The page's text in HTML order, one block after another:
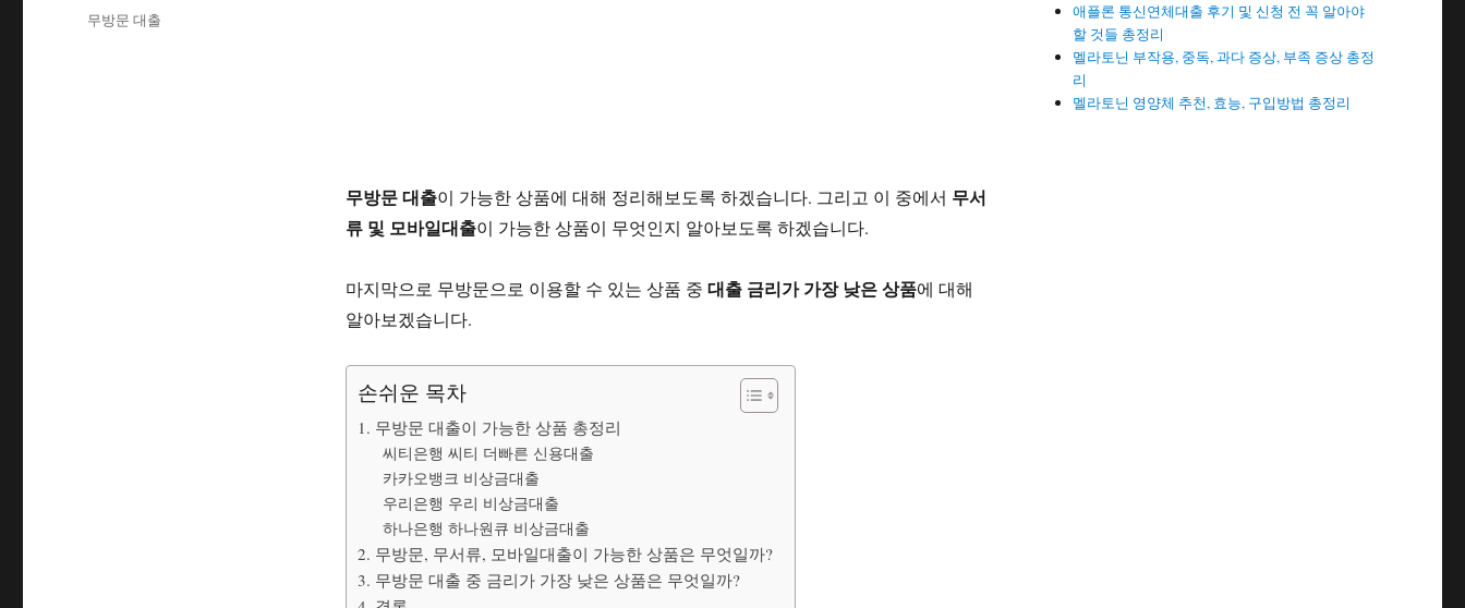
무방문 대출이 가능한 상품에 대해 정리해보도록 하겠습니다. 그리고 이 중에서 무서
류 및 모바일대출이 가능한 상품이 무엇인지 알아보도록 하겠습니다.
마지막으로 무방문으로 이용할 수 있는 상품 중 대출 금리가 가장 낮은 상품에 대해
알아보겠습니다.
손쉬운 목차
1. 무방문 대출이 가능한 상품 총정리
씨티은행 씨티 더빠른 신용대출
카카오뱅크 비상금대출
우리은행 우리 비상금대출
하나은행 하나원큐 비상금대출
2. 무방문, 무서류, 모바일대출이 가능한 상품은 무엇일까?
3. 무방문 대출 중 금리가 가장 낮은 상품은 무엇일까?
자
테
태
무방문 대출
애플론 통신연체대출 후기 및 신청 전 꼭 알아야
할 것들 총정리
멜라토닌 부작용, 중독, 과다 증상, 부족 증상 총정
리
멜라토닌 영양체 추천, 효능, 구입방법 총정리